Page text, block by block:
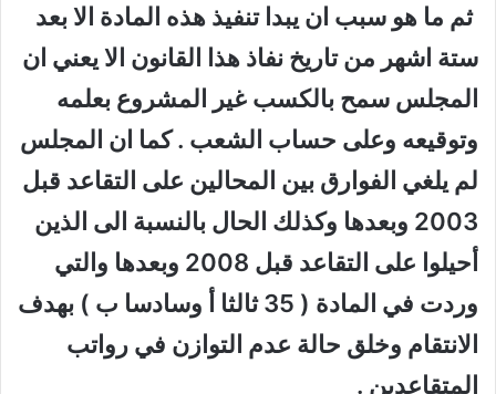
ثم ما هو سبب ان يبدا تنفيذ هذه المادة الا بعد
ستة اشهر من تاريخ نفاذ هذا القانون الا يعني ان
المجلس سمح بالكسب غير المشروع بعلمه
وتوقيعه وعلى حساب الشعب . كما ان المجلس
لم يلغي الفوارق بين المحالين على التقاعد قبل
2003 وبعدها وكذلك الحال بالنسبة الى الذين
أحيلوا على التقاعد قبل 2008 وبعدها والتي
وردت في المادة ( 35 ثالثا أ وسادسا ب ) بهدف
الانتقام وخلق حالة عدم التوازن في رواتب
المتقاعدين .